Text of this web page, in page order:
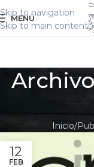
Skip to navigation
Skip to main content
MENÚ
Inicio
12
FEB